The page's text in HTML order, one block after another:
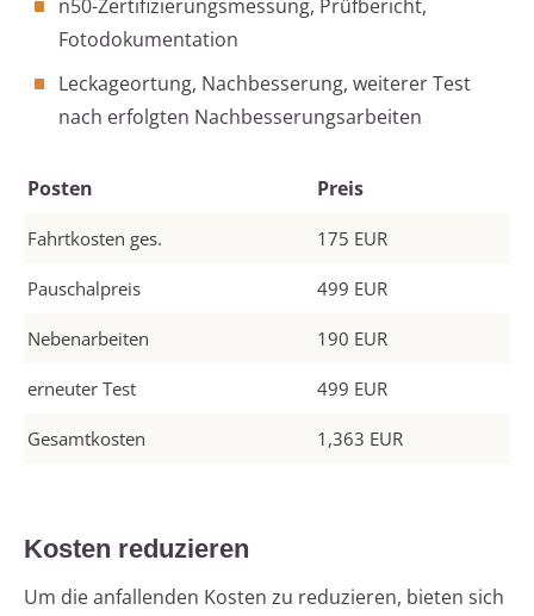
n50-Zertifizierungsmessung, Prüfbericht,
Fotodokumentation
Leckageortung, Nachbesserung, weiterer Test
nach erfolgten Nachbesserungsarbeiten
Posten Preis
Fahrtkosten ges. 175 EUR
Pauschalpreis 499 EUR
Nebenarbeiten 190 EUR
erneuter Test 499 EUR
Gesamtkosten 1,363 EUR
Kosten reduzieren
Um die anfallenden Kosten zu reduzieren, bieten sich